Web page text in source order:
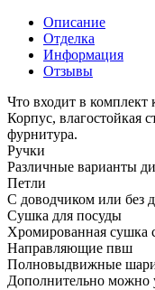
Описание
Отделка
Информация
Отзывы
Что входит в комплект
Корпус, влагостойкая
фурнитура.
Ручки
Различные варианты
Петли
С доводчиком или без
Сушка для посуды
Хромированная сушка
Направляющие пвш
Полновыдвижные
Дополнительно можно